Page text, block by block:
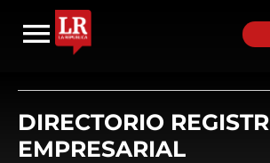
DIRECTORIO
EMPRESARIAL